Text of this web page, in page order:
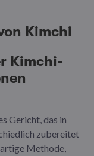
Kimchi
Kimchi-
Gericht, das in
zubereitet
Methode,